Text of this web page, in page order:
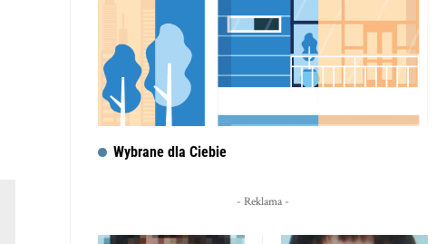
Wybrane dla Ciebie
- Reklama -